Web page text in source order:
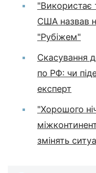
"Використає
США назвав
"Рубіжем"
Скасування
по РФ: чи
експерт
"Хорошого
змінять